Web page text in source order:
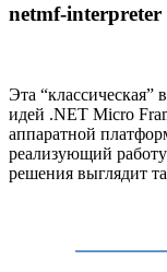
netmf-interpreter
Эта
идей .NET Micro
аппаратной
реализующий
решения выглядит